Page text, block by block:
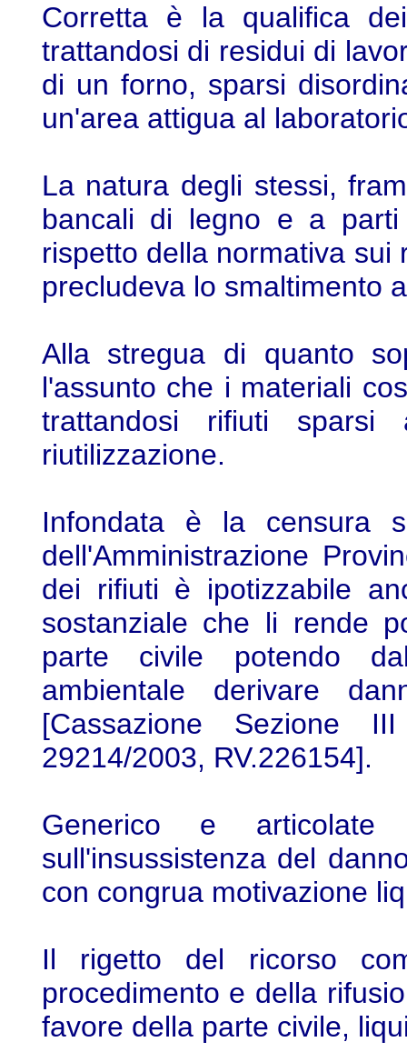
Corretta è la qualifica
trattandosi di residui di
di un forno, sparsi
un'area attigua al
La natura degli stessi,
bancali di legno e a
rispetto della normativa
precludeva lo smaltimento
Alla stregua di quanto
l'assunto che i materiali
trattandosi rifiuti
riutilizzazione.
Infondata è la censura
dell'Amministrazione
dei rifiuti è ipotizzabile
sostanziale che li rende
parte civile potendo
ambientale derivare
[Cassazione Sezione
29214/2003, RV.226154].
Generico e
sull'insussistenza del
con congrua motivazione
Il rigetto del ricorso
procedimento e della
favore della parte civile,